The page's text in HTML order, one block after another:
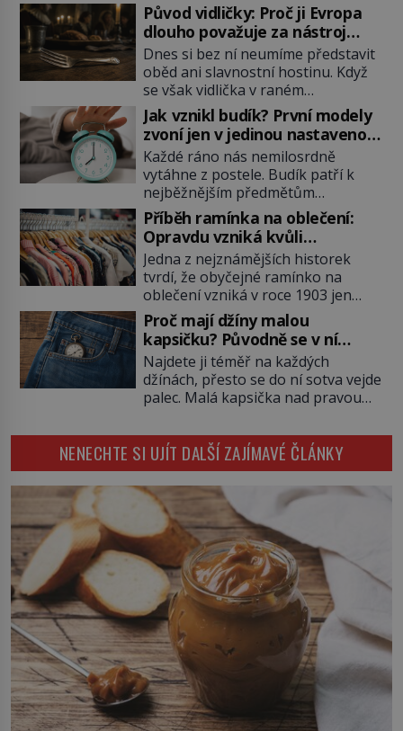
Původ vidličky: Proč ji Evropa
dlouho považuje za nástroj
samotného satana?
Dnes si bez ní neumíme představit
oběd ani slavnostní hostinu. Když
se však vidlička v raném
středověku objevuje na evropských
stolech, vzbuzuje pohoršení,
posměch i strach. Mnozí duchovní ji
označují za projev pýchy a
zbytečného přepychu, někteří
dokonce za nástroj ďábla. Trvá
téměř sedm století, než se z
opovrhovaného předmětu stává
nepostradatelná součást stolování.
První […]
Jak vznikl budík? První modely
zvoní jen v jedinou nastavenou
hodinu
Každé ráno nás nemilosrdně
vytáhne z postele. Budík patří k
nejběžnějším předmětům
domácnosti, jeho cesta k dnešní
podobě je ale překvapivě dlouhá.
První lidé se probouzejí podle
slunce, kohoutů nebo kostelních
zvonů. Když se konečně objeví
první skutečný mechanický budík,
má jednu zásadní nevýhodu,
zazvoní pouze ve čtyři hodiny ráno
a jiný čas nastavit neumí. […]
Příběh ramínka na oblečení:
Opravdu vzniká kvůli
zapomenutému kabátu?
Jedna z nejznámějších historek
tvrdí, že obyčejné ramínko na
oblečení vzniká v roce 1903 jen
proto, že zaměstnanec americké
továrny nenajde volný věšák na
kabát. Je to ale skutečně pravda?
Historici upozorňují, že příběh je
zčásti legendou. Moderní drátěné
ramínko skutečně vzniká na
však sahají mnohem hlouběji a
podílí se […]
Proč mají džíny malou
kapsičku? Původně se v ní
schovávají kapesní hodinky, ne
mince
Najdete ji téměř na každých
džínách, přesto se do ní sotva vejde
palec. Malá kapsička nad pravou
celé generace. Někdo do ní
schovává mince, jiný zapalovač
nebo sluchátka. Její skutečný
původ je ale mnohem starší než
mobilní telefony i drobné do
automatu. Vzniká kvůli předmětu,
bez něhož si muži 19. […]
NENECHTE SI UJÍT DALŠÍ ZAJÍMAVÉ ČLÁNKY